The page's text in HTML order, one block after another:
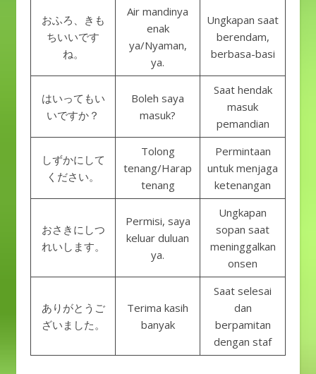
おふろ、きも
ちいいです
ね。
Air mandinya
enak
ya/Nyaman,
ya.
Ungkapan saat
berendam,
berbasa-basi
はいってもい
いですか？
Boleh saya
masuk?
Saat hendak
masuk
pemandian
しずかにして
ください。
Tolong
tenang/Harap
tenang
Permintaan
untuk menjaga
ketenangan
おさきにしつ
れいします。
Permisi, saya
keluar duluan
ya.
Ungkapan
sopan saat
meninggalkan
onsen
ありがとうご
ざいました。
Terima kasih
banyak
Saat selesai
dan
berpamitan
dengan staf